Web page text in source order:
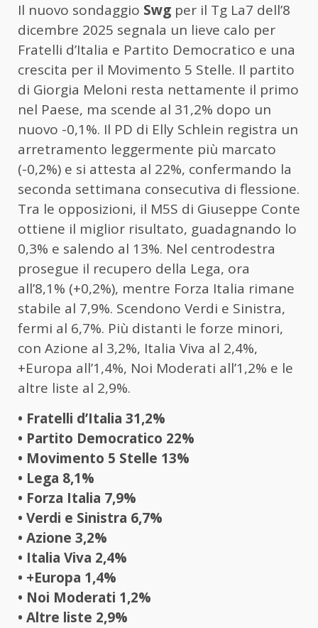
Il nuovo sondaggio Swg per il Tg La7 dell’8
dicembre 2025 segnala un lieve calo per
Fratelli d’Italia e Partito Democratico e una
crescita per il Movimento 5 Stelle. Il partito
di Giorgia Meloni resta nettamente il primo
nel Paese, ma scende al 31,2% dopo un
nuovo -0,1%. Il PD di Elly Schlein registra un
arretramento leggermente più marcato
(-0,2%) e si attesta al 22%, confermando la
seconda settimana consecutiva di flessione.
Tra le opposizioni, il M5S di Giuseppe Conte
ottiene il miglior risultato, guadagnando lo
0,3% e salendo al 13%. Nel centrodestra
prosegue il recupero della Lega, ora
all’8,1% (+0,2%), mentre Forza Italia rimane
stabile al 7,9%. Scendono Verdi e Sinistra,
fermi al 6,7%. Più distanti le forze minori,
con Azione al 3,2%, Italia Viva al 2,4%,
+Europa all’1,4%, Noi Moderati all’1,2% e le
altre liste al 2,9%.
• Fratelli d’Italia 31,2%
• Partito Democratico 22%
• Movimento 5 Stelle 13%
• Lega 8,1%
• Forza Italia 7,9%
• Verdi e Sinistra 6,7%
• Azione 3,2%
• Italia Viva 2,4%
• +Europa 1,4%
• Noi Moderati 1,2%
• Altre liste 2,9%